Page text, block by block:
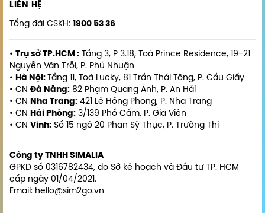
LIÊN HỆ
Tổng đài CSKH: 1900 53 36
• Trụ sở TP.HCM : Tầng 3, P 3.18, Toà Prince Residence, 19-21
Nguyễn Văn Trỗi, P. Phú Nhuận
• Hà Nội: Tầng 11, Toà Lucky, 81 Trần Thái Tông, P. Cầu Giấy
• CN Đà Nẵng: 82 Phạm Quang Ảnh, P. An Hải
• CN Nha Trang: 421 Lê Hồng Phong, P. Nha Trang
• CN Hải Phòng: 3/139 Phố Cấm, P. Gia Viên
• CN Vinh: Số 15 ngõ 20 Phan Sỹ Thục, P. Trường Thi
Công ty TNHH SIMALIA
GPKD số 0316782434, do Sở kế hoạch và Đầu tư TP. HCM
cấp ngày 01/04/2021.
Email: hello@sim2go.vn